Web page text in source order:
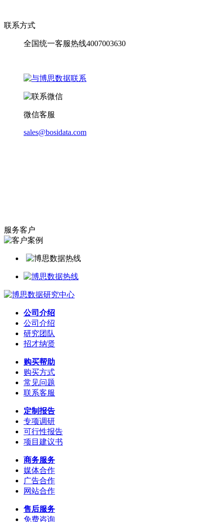
联系方式
全国统一客服热线4007003630
微信客服
sales@bosidata.com
服务客户
公司介绍
公司介绍
研究团队
招才纳贤
购买帮助
购买方式
常见问题
联系客服
定制报告
专项调研
可行性报告
项目建议书
商务服务
媒体合作
广告合作
网站合作
售后服务
免费咨询